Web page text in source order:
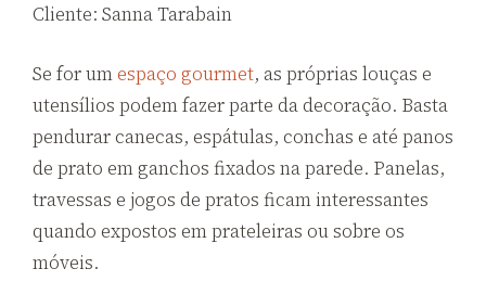
Cliente: Sanna Tarabain
Se for umespaço gourmet, as próprias louças e
utensílios podem fazer parte da decoração. Basta
pendurar canecas, espátulas, conchas e até panos
de prato em ganchos fixados na parede. Panelas,
travessas e jogos de pratos ficam interessantes
quando expostos em prateleiras ou sobre os
móveis.